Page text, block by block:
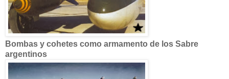
Bombas y cohetes como armamento de los Sabre
argentinos